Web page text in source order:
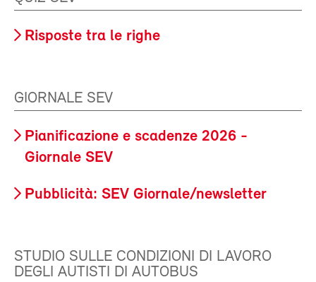
Risposte tra le righe
GIORNALE SEV
Pianificazione e scadenze 2026 -
Giornale SEV
Pubblicità: SEV Giornale/newsletter
STUDIO SULLE CONDIZIONI DI LAVORO
DEGLI AUTISTI DI AUTOBUS